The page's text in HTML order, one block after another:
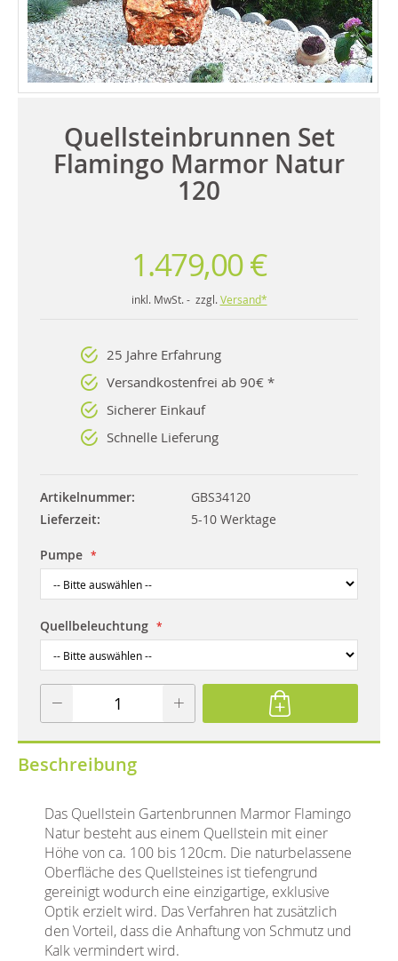
Quellsteinbrunnen Set
Flamingo Marmor Natur
120
1.479,00 €
inkl. MwSt. - zzgl. Versand*
25 Jahre Erfahrung
Versandkostenfrei ab 90€ *
Sicherer Einkauf
Schnelle Lieferung
Artikelnummer
GBS34120
Lieferzeit
5-10 Werktage
Pumpe
Quellbeleuchtung
Beschreibung
Das Quellstein Gartenbrunnen Marmor Flamingo
Natur besteht aus einem Quellstein mit einer
Höhe von ca. 100 bis 120cm. Die naturbelassene
Oberfläche des Quellsteines ist tiefengrund
gereinigt wodurch eine einzigartige, exklusive
Optik erzielt wird. Das Verfahren hat zusätzlich
den Vorteil, dass die Anhaftung von Schmutz und
Kalk vermindert wird.